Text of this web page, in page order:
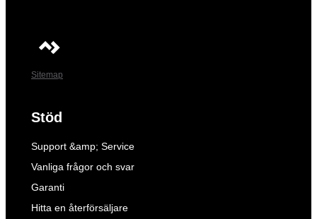
Sitemap
Stöd
Support &amp; Service
Vanliga frågor och svar
Garanti
Hitta en återförsäljare